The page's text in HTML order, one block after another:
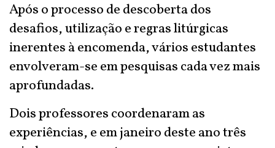
Após o processo de descoberta dos
desafios, utilização e regras litúrgicas
inerentes à encomenda, vários estudantes
envolveram-se em pesquisas cada vez mais
aprofundadas.
Dois professores coordenaram as
experiências, e em janeiro deste ano três